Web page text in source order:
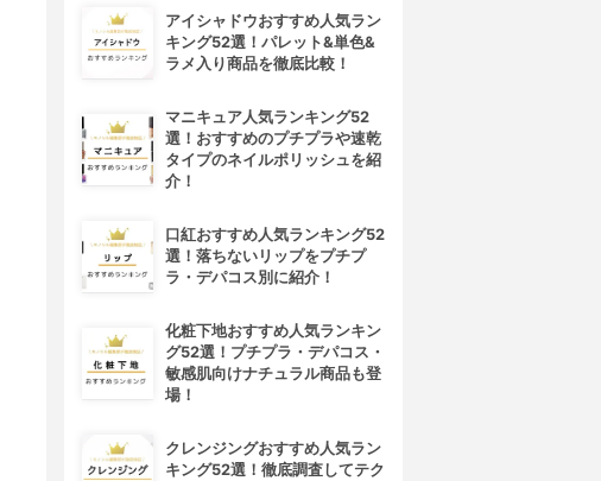
アイシャドウおすすめ人気ラン
キング52選！パレット&単色&
ラメ入り商品を徹底比較！
マニキュア人気ランキング52
選！おすすめのプチプラや速乾
タイプのネイルポリッシュを紹
介！
口紅おすすめ人気ランキング52
選！落ちないリップをプチプ
ラ・デパコス別に紹介！
化粧下地おすすめ人気ランキン
グ52選！プチプラ・デパコス・
敏感肌向けナチュラル商品も登
場！
クレンジングおすすめ人気ラン
キング52選！徹底調査してテク